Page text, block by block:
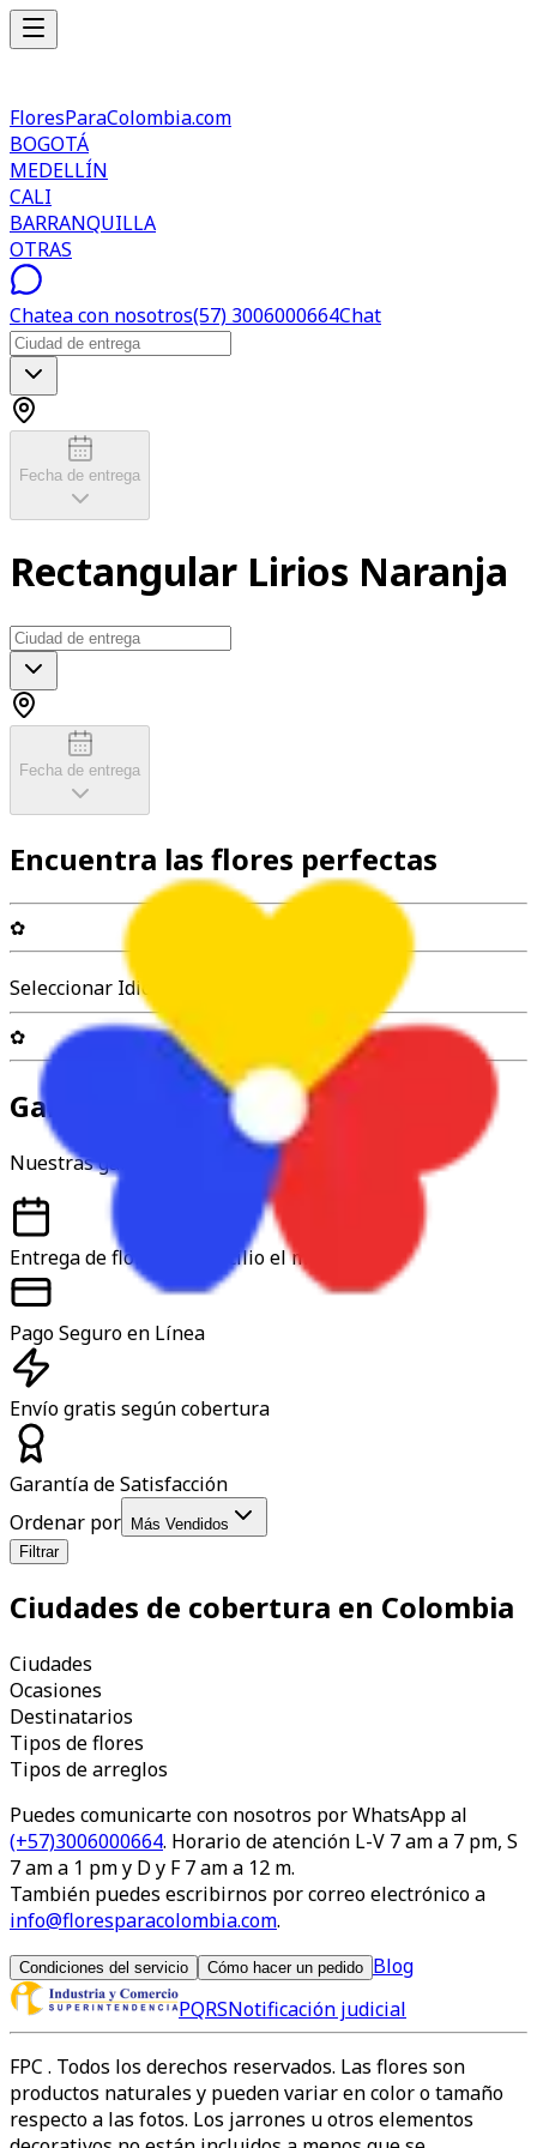
FloresParaColombia.com
BOGOTÁ
MEDELLÍN
CALI
BARRANQUILLA
OTRAS
Chatea con nosotros(57) 3006000664Chat
Fecha de entrega
Rectangular Lirios Naranja
Fecha de entrega
Encuentra las flores perfectas
✿
Seleccionar Idioma
✿
Garantía y confianza
Nuestras garantías
Entrega de flores a domicilio el mismo día
Pago Seguro en Línea
Envío gratis según cobertura
Garantía de Satisfacción
Ordenar por Más Vendidos
Filtrar
Ciudades de cobertura en Colombia
Ciudades
Ocasiones
Destinatarios
Tipos de flores
Tipos de arreglos
Puedes comunicarte con nosotros por WhatsApp al
(+57)3006000664. Horario de atención L-V 7 am a 7 pm, S
7 am a 1 pm y D y F 7 am a 12 m.
También puedes escribirnos por correo electrónico a
info@floresparacolombia.com.
Condiciones del servicio Cómo hacer un pedido Blog
PQRSNotificación judicial
FPC . Todos los derechos reservados. Las flores son
productos naturales y pueden variar en color o tamaño
respecto a las fotos. Los jarrones u otros elementos